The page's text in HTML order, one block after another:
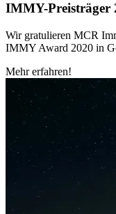
IMMY-Preisträger
Wir gratulieren MCR
IMMY Award 2020 in
Mehr erfahren!